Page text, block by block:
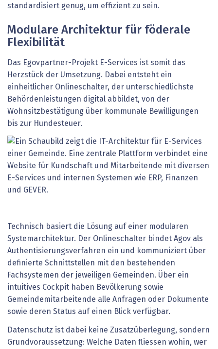
standardisiert genug, um effizient zu sein.
Modulare Architektur für föderale
Flexibilität
Das Egovpartner-Projekt E-Services ist somit das
Herzstück der Umsetzung. Dabei entsteht ein
einheitlicher Onlineschalter, der unterschiedlichste
Behördenleistungen digital abbildet, von der
Wohnsitzbestätigung über kommunale Bewilligungen
bis zur Hundesteuer.
Technisch basiert die Lösung auf einer modularen
Systemarchitektur. Der Onlineschalter bindet Agov als
Authentisierungsverfahren ein und kommuniziert über
definierte Schnittstellen mit den bestehenden
Fachsystemen der jeweiligen Gemeinden. Über ein
intuitives Cockpit haben Bevölkerung sowie
Gemeindemitarbeitende alle Anfragen oder Dokumente
sowie deren Status auf einen Blick verfügbar.
Datenschutz ist dabei keine Zusatzüberlegung, sondern
Grundvoraussetzung: Welche Daten fliessen wohin, wer